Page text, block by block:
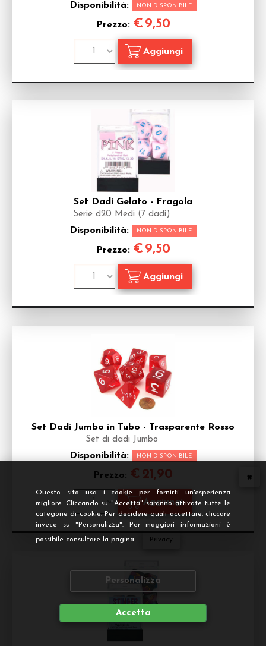
Questo sito usa i cookie per fornirti un'esperienza
migliore. Cliccando su "Accetta" saranno attivate tutte le
categorie di cookie. Per decidere quali accettare, cliccare
invece su "Personalizza". Per maggiori informazioni è
possibile consultare la pagina Privacy .
Personalizza
Accetta
Disponibilità: NON DISPONIBILE
Prezzo: € 9,50
Set Dadi Gelato - Fragola
Serie d20 Medi (7 dadi)
Disponibilità: NON DISPONIBILE
Prezzo: € 9,50
Set Dadi Jumbo in Tubo - Trasparente Rosso
Set di dadi Jumbo
Disponibilità: NON DISPONIBILE
Prezzo: € 21,90